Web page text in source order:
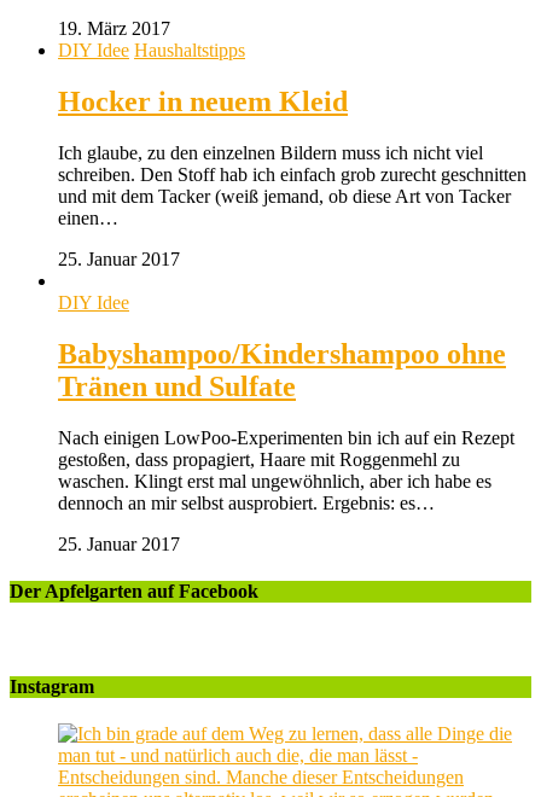
19. März 2017
DIY Idee Haushaltstipps
Hocker in neuem Kleid
Ich glaube, zu den einzelnen Bildern muss ich nicht viel
schreiben. Den Stoff hab ich einfach grob zurecht geschnitten
und mit dem Tacker (weiß jemand, ob diese Art von Tacker
einen…
25. Januar 2017
DIY Idee
Babyshampoo/Kindershampoo ohne
Tränen und Sulfate
Nach einigen LowPoo-Experimenten bin ich auf ein Rezept
gestoßen, dass propagiert, Haare mit Roggenmehl zu
waschen. Klingt erst mal ungewöhnlich, aber ich habe es
dennoch an mir selbst ausprobiert. Ergebnis: es…
25. Januar 2017
Der Apfelgarten auf Facebook
Instagram